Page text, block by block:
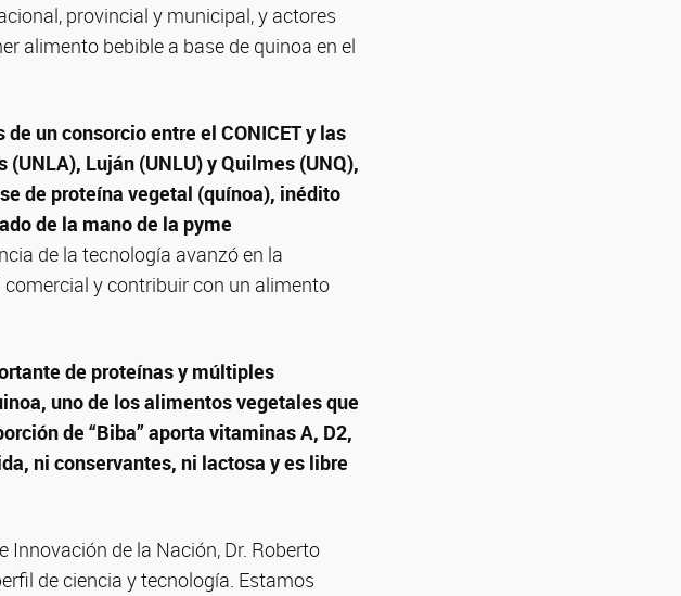
provincial y municipal, y actores
alimento bebible a base de quinoa en el
un consorcio entre el CONICET y las
Luján (UNLU) y Quilmes (UNQ),
de proteína vegetal (quínoa), inédito
de la mano de la pyme
de la tecnología avanzó en la
y contribuir con un alimento
de proteínas y múltiples
uno de los alimentos vegetales que
de “Biba” aporta vitaminas A, D2,
ni conservantes, ni lactosa y es libre
Innovación de la Nación, Dr. Roberto
de ciencia y tecnología. Estamos